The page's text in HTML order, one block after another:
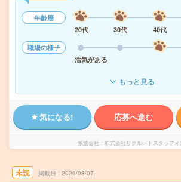
年齢層
20代
30代 40代
職場の様子
活気がある
もっと見る
気になる! 応募へ進む
派遣会社 株式会社リクルートスタッフィ
未読 掲載日 2026/08/07